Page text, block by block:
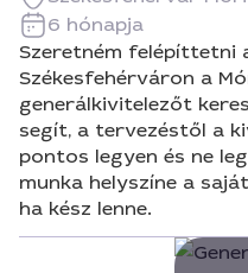
6 hónapja
Szeretném felépíttetni
Székesfehérváron a
generálkivitelezőt
segít, a tervezéstől a
pontos legyen és ne
munka helyszíne a
ha kész lenne.